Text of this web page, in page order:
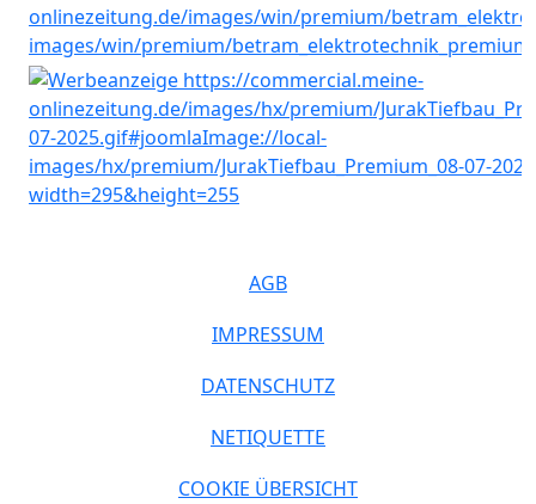
AGB
IMPRESSUM
DATENSCHUTZ
NETIQUETTE
COOKIE ÜBERSICHT